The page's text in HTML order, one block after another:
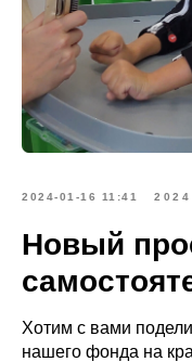
2024-01-16 11:41 2024
Новый
Хотим с вами
нашего фонда на